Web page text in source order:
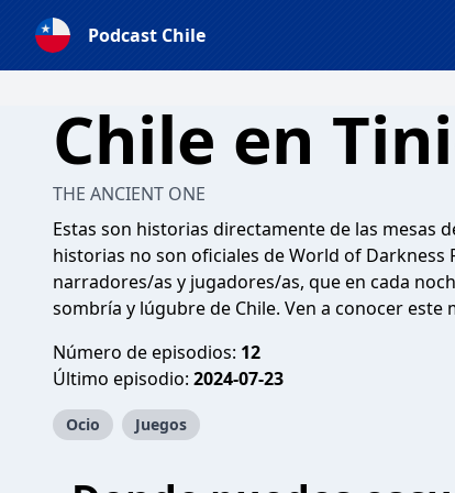
Podcast Chile
Chile en
THE ANCIENT ONE
Estas son historias directamente de las mesas
historias no son oficiales de World of Darkness
narradores/as y jugadores/as, que en cada
sombría y lúgubre de Chile. Ven a conocer
Número de episodios: 12
Último episodio: 2024-07-23
Ocio Juegos